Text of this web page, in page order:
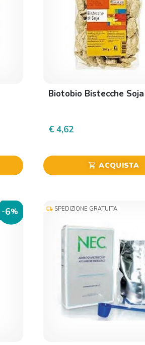
Biotobio Bistecche
€ 4,62
shopping_cart ACQUISTA
-6% local_shipping SPEDIZIONE GRATUITA